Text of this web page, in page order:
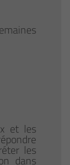
et les
les
dans